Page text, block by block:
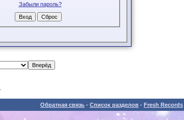
Забыли пароль?
Обратная связь - Список разделов - Fresh Records